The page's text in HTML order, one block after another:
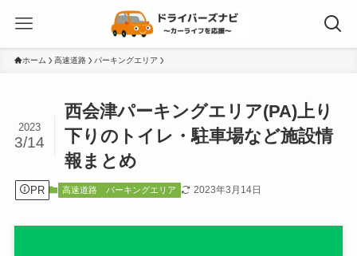
ホーム 高速道路 パーキングエリア
西会津パーキングエリア(PA)上り
下りのトイレ・駐車場など施設情
報まとめ
2023
3/14
PR 高速道路 パーキングエリア 2023年3月14日